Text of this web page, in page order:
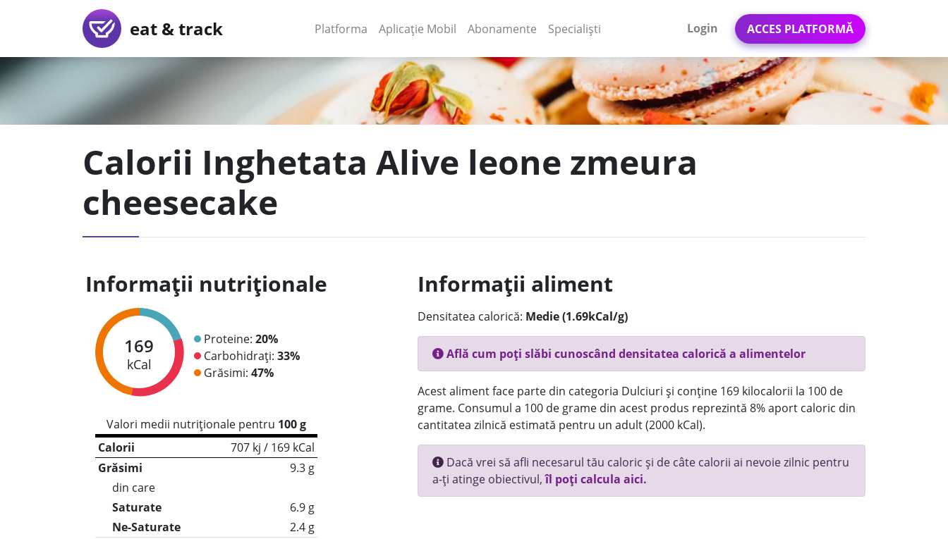
eat & track Platforma (current)
Aplicație Mobil (current)
Abonamente Specialiști Login ACCES PLATFORMĂ
Calorii Inghetata Alive leone zmeura
cheesecake
Informații nutriționale
169
kCal
Proteine: 20%
Carbohidrați: 33%
Grăsimi: 47%
Valori medii nutriționale pentru 100 g
Calorii
707 kj / 169 kCal
Grăsimi
9.3 g
din care
Saturate
6.9 g
Ne-Saturate
2.4 g
Informații aliment
Densitatea calorică: Medie (1.69kCal/g)
Află cum poți slăbi cunoscând densitatea calorică a alimentelor
Acest aliment face parte din categoria Dulciuri și conține 169 kilocalorii la 100 de
grame. Consumul a 100 de grame din acest produs reprezintă 8% aport caloric din
cantitatea zilnică estimată pentru un adult (2000 kCal).
Dacă vrei să afli necesarul tău caloric și de câte calorii ai nevoie zilnic pentru
a-ți atinge obiectivul,îl poți calcula aici.